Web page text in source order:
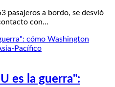
pasajeros a bordo, se desvió
con…
es la guerra":